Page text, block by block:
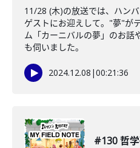
11/28 (木)の放送では、ハン
ゲストにお迎えして。"夢"が
ム「カーニバルの夢」のお話
も伺いました。
2024.12.08 |00:21:36
#130 哲